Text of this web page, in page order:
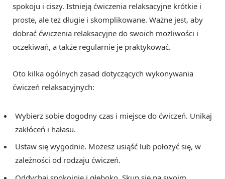
spokoju i ciszy. Istnieją ćwiczenia relaksacyjne krótkie i
proste, ale też długie i skomplikowane. Ważne jest, aby
dobrać ćwiczenia relaksacyjne do swoich możliwości i
oczekiwań, a także regularnie je praktykować.
Oto kilka ogólnych zasad dotyczących wykonywania
ćwiczeń relaksacyjnych:
Wybierz sobie dogodny czas i miejsce do ćwiczeń. Unikaj
zakłóceń i hałasu.
Ustaw się wygodnie. Możesz usiąść lub położyć się, w
zależności od rodzaju ćwiczeń.